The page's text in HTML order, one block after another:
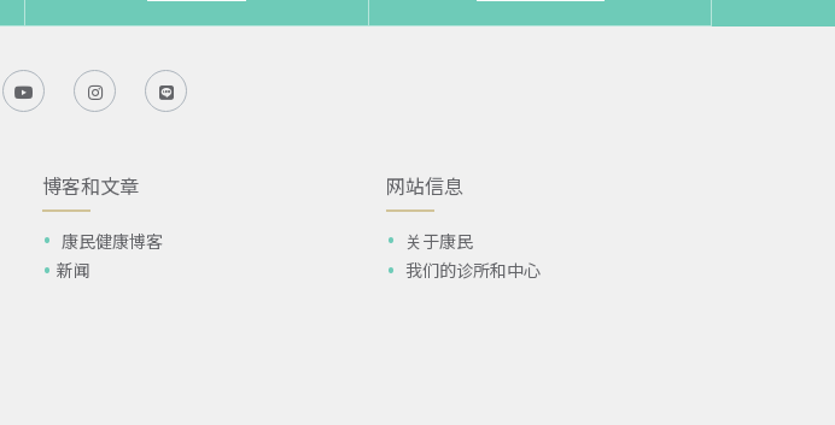
博客和文章
康民健康博客
新闻
网站信息
关于康民
我们的诊所和中心